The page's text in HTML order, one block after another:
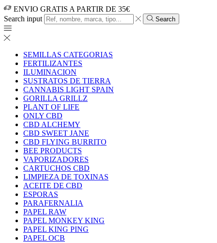
ENVIO GRATIS A PARTIR DE 35€
Search input
Search
SEMILLAS CATEGORIAS
FERTILIZANTES
ILUMINACION
SUSTRATOS DE TIERRA
CANNABIS LIGHT SPAIN
GORILLA GRILLZ
PLANT OF LIFE
ONLY CBD
CBD ALCHEMY
CBD SWEET JANE
CBD FLYING BURRITO
BEE PRODUCTS
VAPORIZADORES
CARTUCHOS CBD
LIMPIEZA DE TOXINAS
ACEITE DE CBD
ESPORAS
PARAFERNALIA
PAPEL RAW
PAPEL MONKEY KING
PAPEL KING PING
PAPEL OCB